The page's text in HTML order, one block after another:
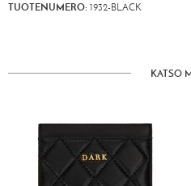
TUOTENUMERO: 1932-BLACK
KATSO